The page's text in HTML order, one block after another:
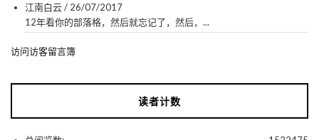
江南白云/ 26/07/2017
12年看你的部落格，然后就忘记了，然后，...
访问访客留言簿
读者计数